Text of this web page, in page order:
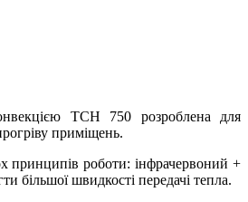
ТСН 750 розроблена для
приміщень.
принципів роботи: інфрачервоний +
більшої швидкості передачі тепла.